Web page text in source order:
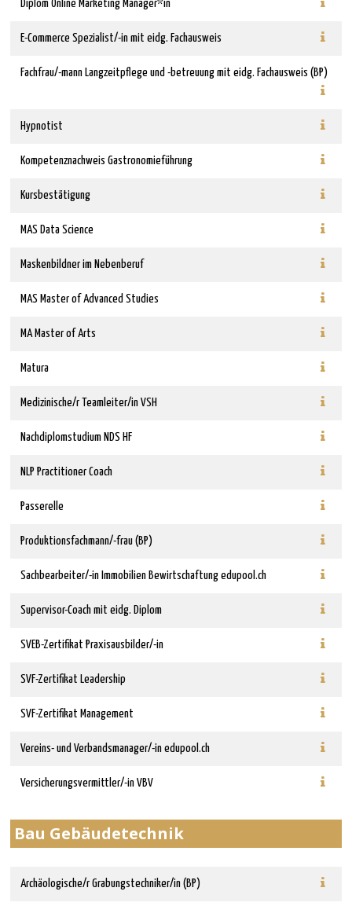
Diplom Online Marketing Manager*in
E-Commerce Spezialist/-in mit eidg. Fachausweis
Fachfrau/-mann Langzeitpflege und -betreuung mit eidg. Fachausweis (BP)
Hypnotist
Kompetenznachweis Gastronomieführung
Kursbestätigung
MAS Data Science
Maskenbildner im Nebenberuf
MAS Master of Advanced Studies
MA Master of Arts
Matura
Medizinische/r Teamleiter/in VSH
Nachdiplomstudium NDS HF
NLP Practitioner Coach
Passerelle
Produktionsfachmann/-frau (BP)
Sachbearbeiter/-in Immobilien Bewirtschaftung edupool.ch
Supervisor-Coach mit eidg. Diplom
SVEB-Zertifikat Praxisausbilder/-in
SVF-Zertifikat Leadership
SVF-Zertifikat Management
Vereins- und Verbandsmanager/-in edupool.ch
Versicherungsvermittler/-in VBV
Bau Gebäudetechnik
Archäologische/r Grabungstechniker/in (BP)